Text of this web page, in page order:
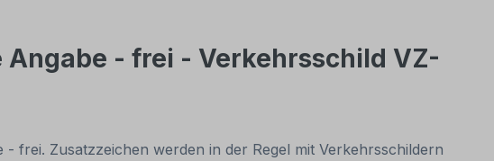
- frei - Verkehrsschild VZ-
frei. Zusatzzeichen werden in der Regel mit Verkehrsschildern